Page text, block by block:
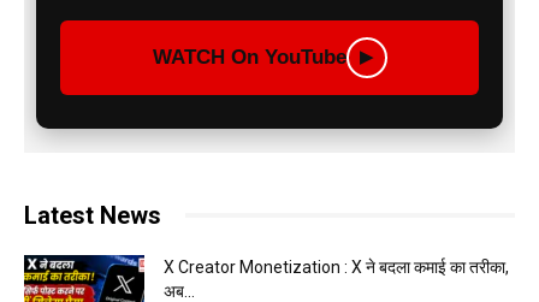
WATCH On YouTube ▶
Latest News
X Creator Monetization : X ने बदला कमाई का तरीका,
अब...